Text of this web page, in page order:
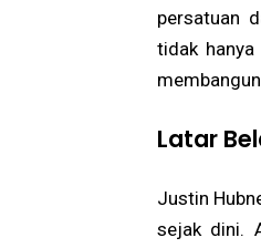
persatuan
tidak
Latar
Justin
sejak dini.